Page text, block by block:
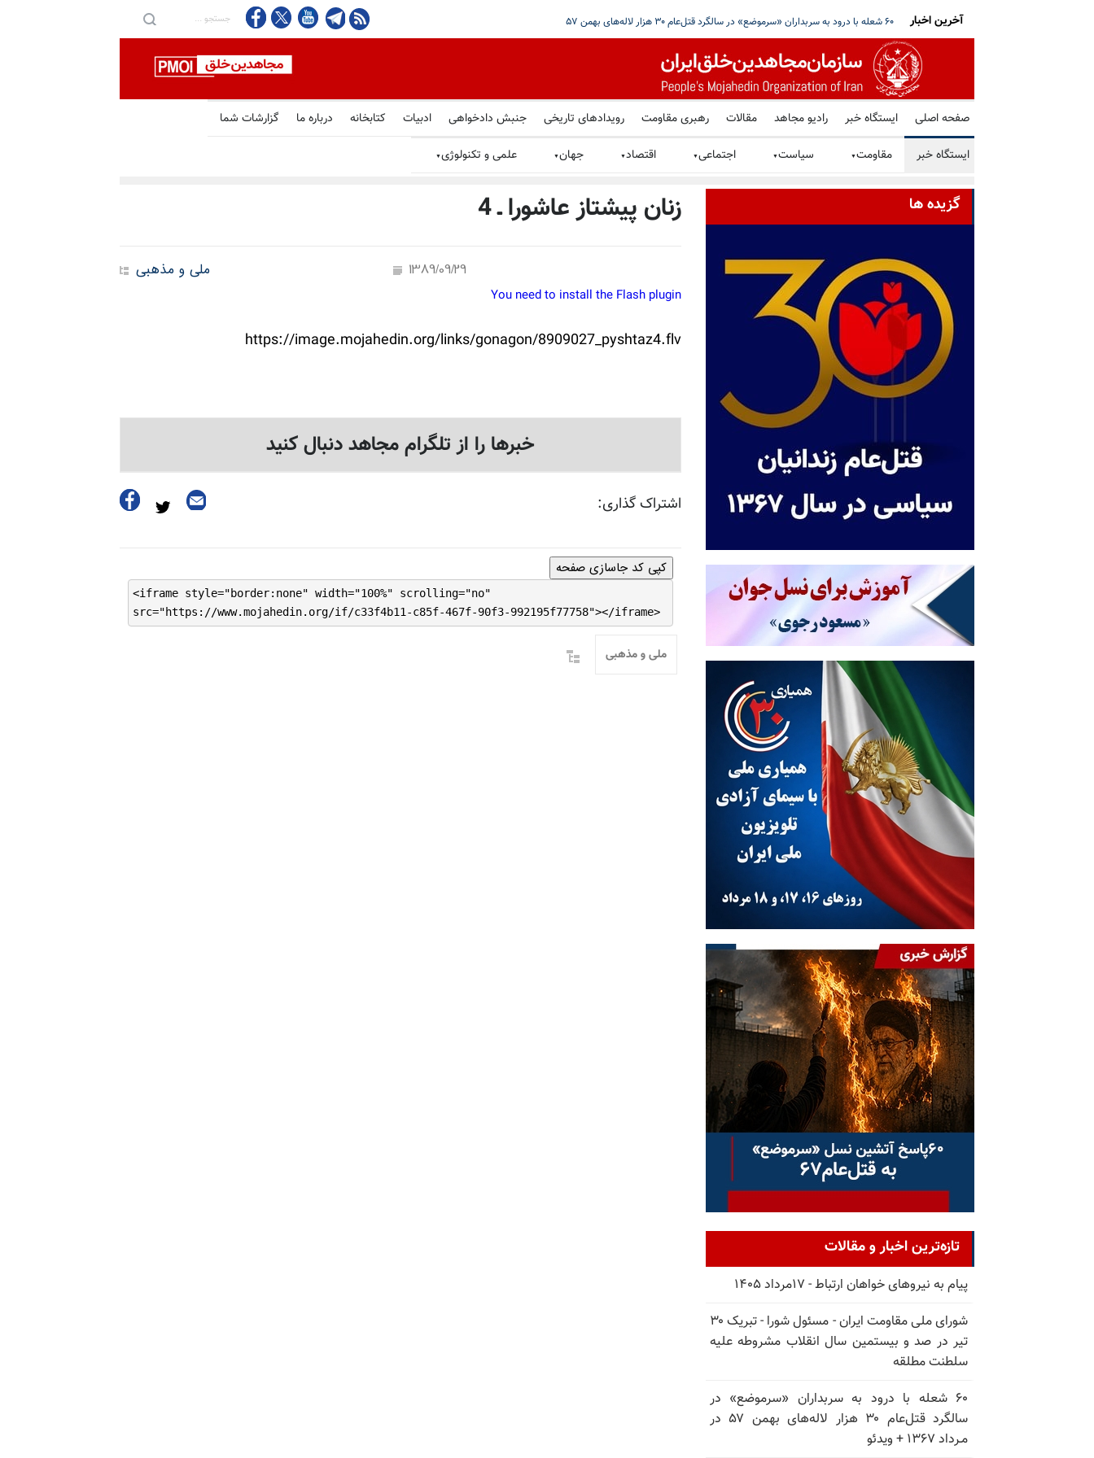
آمریکا یک فرد و شش شرکت و صرافی رمز ارز مرتبط با شبکه مالی سپاه هرمز خبر داد؛ علم‌الهدی خواستار ادامه جنگ
آخرین اخبار
صفحه اصلی ایستگاه خبر رادیو مجاهد مقالات رهبری مقاومت رویدادهای تاریخی جنبش دادخواهی ادبیات کتابخانه درباره ما گزارشات شما
ایستگاه خبر مقاومت▼ سیاست▼ اجتماعی▼ اقتصاد▼ جهان▼ علمی و تکنولوژی▼
زنان پیشتاز عاشورا ـ 4
ملی و مذهبی 1389/09/29
You need to install the Flash plugin
https://image.mojahedin.org/links/gonagon/8909027_pyshtaz4.flv
خبرها را از تلگرام مجاهد دنبال کنید
اشتراک گذاری:
کپی کد جاسازی صفحه
<iframe style="border:none" width="100%" scrolling="no"
src="https://www.mojahedin.org/if/c33f4b11-c85f-467f-90f3-992195f77758"></iframe>
ملی و مذهبی
گزیده ها
تازه‌ترین اخبار و مقالات
پیام به نیروهای خواهان ارتباط - ۱۷مرداد ۱۴۰۵
شورای ملی مقاومت ایران - مسئول شورا - تبریک ۳۰
تیر در صد و بیستمین سال انقلاب مشروطه علیه
سلطنت مطلقه
۶۰ شعله با درود به سربداران «سرموضع» در
سالگرد قتل‌عام ۳۰ هزار لاله‌های بهمن ۵۷ در
مـرداد ۱۳۶۷ + ویدئو